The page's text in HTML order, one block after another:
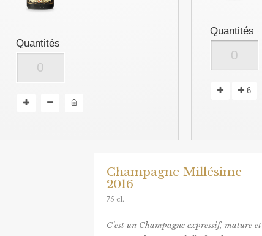
Quantités
Quantités
6
Champagne Millésime
2016
75 cl.
C'est un Champagne expressif, mature et